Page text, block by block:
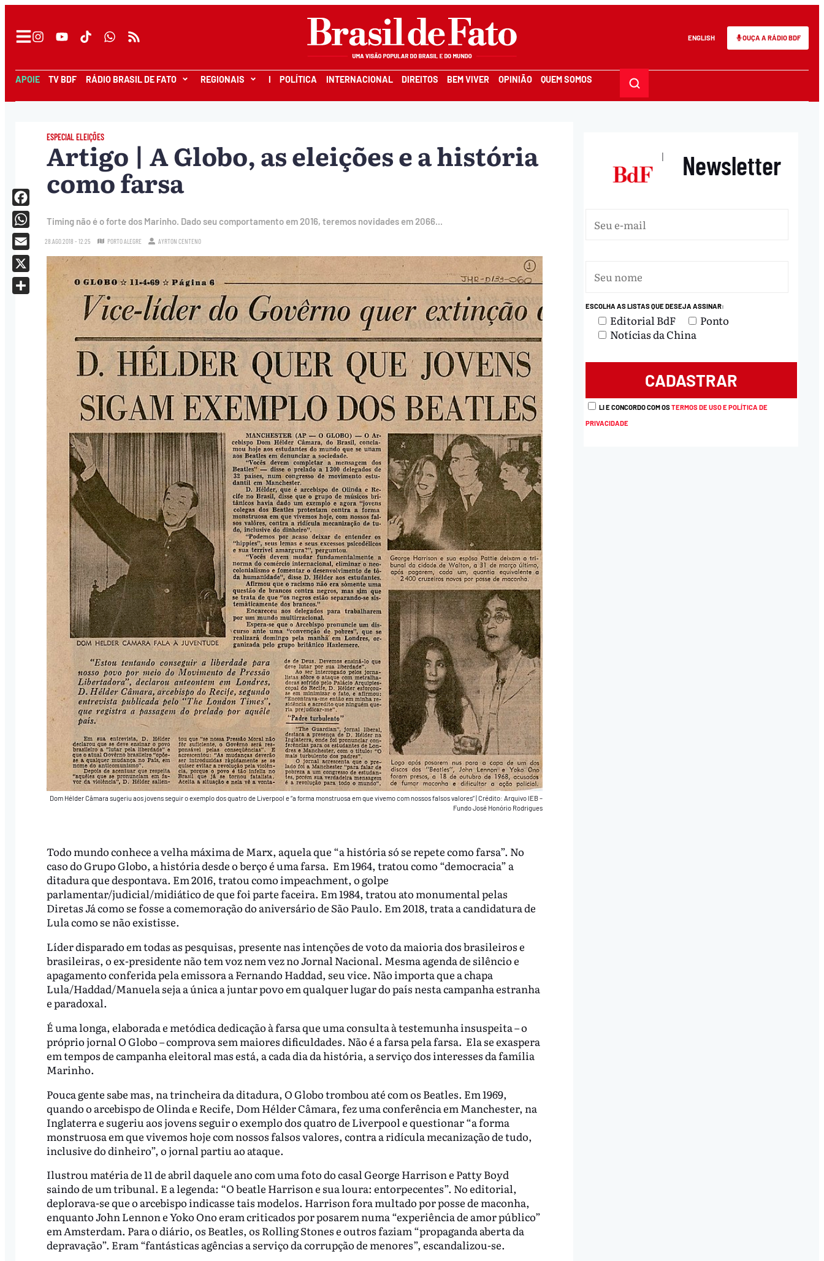
ENGLISH OUÇA A RÁDIO BDF
APOIE TV BDF RÁDIO BRASIL DE FATO REGIONAIS I POLÍTICA INTERNACIONAL DIREITOS BEM VIVER OPINIÃO QUEM SOMOS
ESPECIAL ELEIÇÕES
Artigo | A Globo, as eleições e a história
como farsa
Timing não é o forte dos Marinho. Dado seu comportamento em 2016, teremos novidades em 2066...
28.AGO.2018 - 12:25 PORTO ALEGRE AYRTON CENTENO
Dom Hélder Câmara sugeriu aos jovens seguir o exemplo dos quatro de Liverpool e “a forma monstruosa em que vivemo com nossos falsos valores” Crédito: Arquivo IEB –
Fundo José Honório Rodrigues
Todo mundo conhece a velha máxima de Marx, aquela que “a história só se repete como farsa”. No
caso do Grupo Globo, a história desde o berço é uma farsa. Em 1964, tratou como “democracia” a
ditadura que despontava. Em 2016, tratou como impeachment, o golpe
parlamentar/judicial/midiático de que foi parte faceira. Em 1984, tratou ato monumental pelas
Diretas Já como se fosse a comemoração do aniversário de São Paulo. Em 2018, trata a candidatura de
Lula como se não existisse.
Líder disparado em todas as pesquisas, presente nas intenções de voto da maioria dos brasileiros e
brasileiras, o ex-presidente não tem voz nem vez no Jornal Nacional. Mesma agenda de silêncio e
apagamento conferida pela emissora a Fernando Haddad, seu vice. Não importa que a chapa
Lula/Haddad/Manuela seja a única a juntar povo em qualquer lugar do país nesta campanha estranha
e paradoxal.
É uma longa, elaborada e metódica dedicação à farsa que uma consulta à testemunha insuspeita – o
próprio jornal O Globo – comprova sem maiores dificuldades. Não é a farsa pela farsa. Ela se exaspera
em tempos de campanha eleitoral mas está, a cada dia da história, a serviço dos interesses da família
Marinho.
Pouca gente sabe mas, na trincheira da ditadura, O Globo trombou até com os Beatles. Em 1969,
quando o arcebispo de Olinda e Recife, Dom Hélder Câmara, fez uma conferência em Manchester, na
Inglaterra e sugeriu aos jovens seguir o exemplo dos quatro de Liverpool e questionar “a forma
monstruosa em que vivemos hoje com nossos falsos valores, contra a ridícula mecanização de tudo,
inclusive do dinheiro”, o jornal partiu ao ataque.
Ilustrou matéria de 11 de abril daquele ano com uma foto do casal George Harrison e Patty Boyd
saindo de um tribunal. E a legenda: “O beatle Harrison e sua loura: entorpecentes”. No editorial,
deplorava-se que o arcebispo indicasse tais modelos. Harrison fora multado por posse de maconha,
enquanto John Lennon e Yoko Ono eram criticados por posarem numa “experiência de amor público”
em Amsterdam. Para o diário, os Beatles, os Rolling Stones e outros faziam “propaganda aberta da
depravação”. Eram “fantásticas agências a serviço da corrupção de menores”, escandalizou-se.
Facebook
WhatsApp
Email
X
| Newsletter
ESCOLHA AS LISTAS QUE DESEJA ASSINAR:
Editorial BdF
Ponto
Notícias da China
LI E CONCORDO COM OSTERMOS DE USO E POLÍTICA DE
PRIVACIDADE